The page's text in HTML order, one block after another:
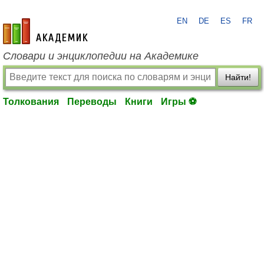
academic.ru
EN DE ES FR
Словари и энциклопедии на Академике
Найти!
Толкования Переводы Книги Игры ⚽